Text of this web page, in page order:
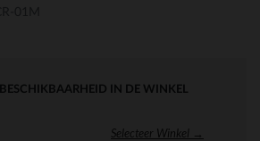
IN DE WINKEL
Selecteer Winkel →